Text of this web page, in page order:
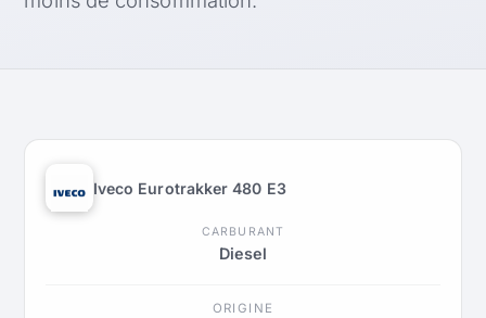
Iveco Eurotrakker 480 E3
CARBURANT
Diesel
ORIGINE